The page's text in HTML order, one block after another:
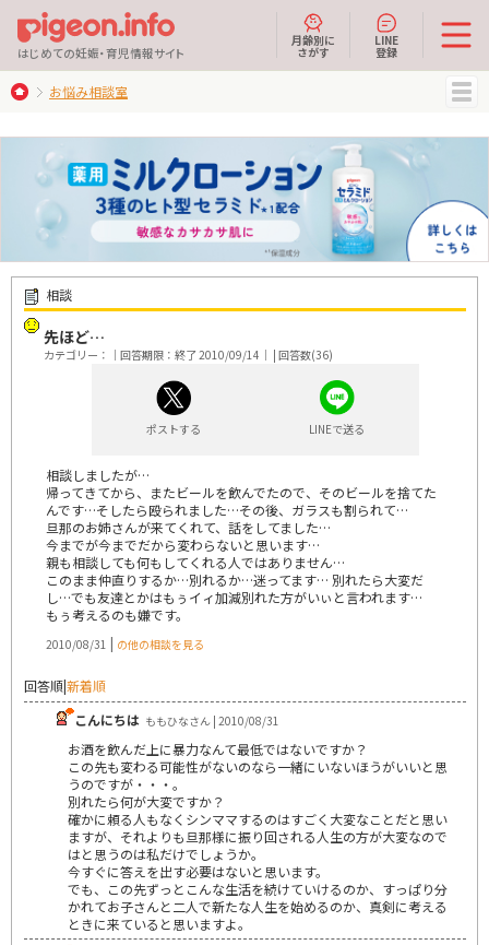
はじめての妊娠・育児情報サイト
月齢別に
さがす
LINE
登録
お悩み相談室
相談
先ほど…
カテゴリー：｜回答期限：終了 2010/09/14｜ | 回答数(36)
ポストする LINEで送る
相談しましたが…
帰ってきてから、またビールを飲んでたので、そのビールを捨てた
んです…そしたら殴られました…その後、ガラスも割られて…
旦那のお姉さんが来てくれて、話をしてました…
今までが今までだから変わらないと思います…
親も相談しても何もしてくれる人ではありません…
このまま仲直りするか…別れるか…迷ってます… 別れたら大変だ
し…でも友達とかはもぅイィ加減別れた方がいぃと言われます…
もぅ考えるのも嫌です。
2010/08/31 | の他の相談を見る
回答順|新着順
こんにちは ももひなさん | 2010/08/31
お酒を飲んだ上に暴力なんて最低ではないですか？
この先も変わる可能性がないのなら一緒にいないほうがいいと思
うのですが・・・。
別れたら何が大変ですか？
確かに頼る人もなくシンママするのはすごく大変なことだと思い
ますが、それよりも旦那様に振り回される人生の方が大変なので
はと思うのは私だけでしょうか。
今すぐに答えを出す必要はないと思います。
でも、この先ずっとこんな生活を続けていけるのか、すっぱり分
かれてお子さんと二人で新たな人生を始めるのか、真剣に考える
ときに来ていると思いますよ。